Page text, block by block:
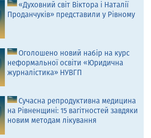
«Духовний світ Віктора і Наталії
Проданчуків» представили у Рівному
Оголошено новий набір на курс
неформальної освіти «Юридична
журналістика» НУВГП
Сучасна репродуктивна медицина
на Рівненщині: 15 вагітностей завдяки
новим методам лікування